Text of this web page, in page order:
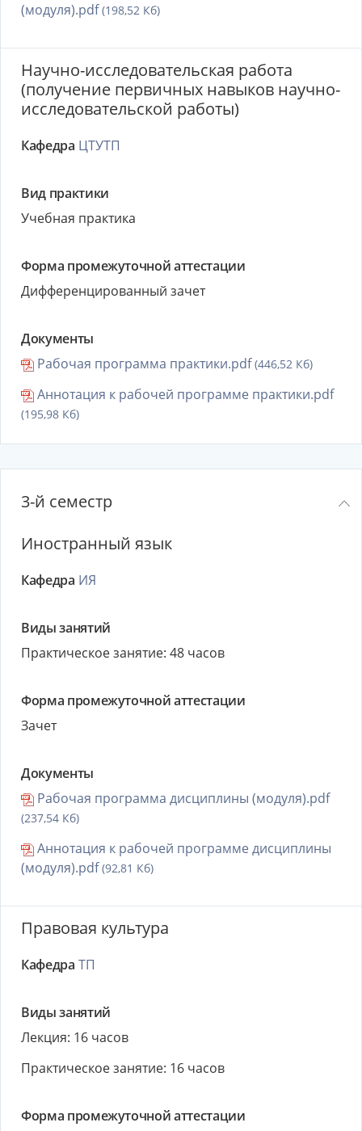
(модуля).pdf(198,52 Кб)
Научно-исследовательская работа
(получение первичных навыков научно-
исследовательской работы)
Кафедра ЦТУТП
Вид практики
Учебная практика
Форма промежуточной аттестации
Дифференцированный зачет
Документы
Рабочая программа практики.pdf(446,52 Кб)
Аннотация к рабочей программе практики.pdf
(195,98 Кб)
3-й семестр
Иностранный язык
Кафедра ИЯ
Виды занятий
Практическое занятие: 48 часов
Форма промежуточной аттестации
Зачет
Документы
Рабочая программа дисциплины (модуля).pdf
(237,54 Кб)
Аннотация к рабочей программе дисциплины
(модуля).pdf(92,81 Кб)
Правовая культура
Кафедра ТП
Виды занятий
Лекция: 16 часов
Практическое занятие: 16 часов
Форма промежуточной аттестации